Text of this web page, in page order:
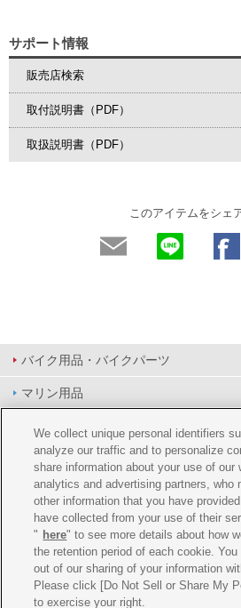
サポート情報
販売店検索
取付説明書（PDF）
取扱説明書（PDF）
このアイテムをシェ
バイク用品・バイクパーツ
マリン用品
PAS/YPJ用品
その他用品
イベント&エンターテイメント
オンラインショップ
企業情報
ご利用規約 推薦環境 プライバシーポリシー
We collect unique personal identifiers
analyze our traffic and to personalize
share information about your use of our
analytics and advertising partners, who
other information that you have
have collected from your use of their
" here" to see more details about how
the retention period of each cookie.
out of our sharing of your information
Please click [Do Not Sell or Share My
to exercise your right.